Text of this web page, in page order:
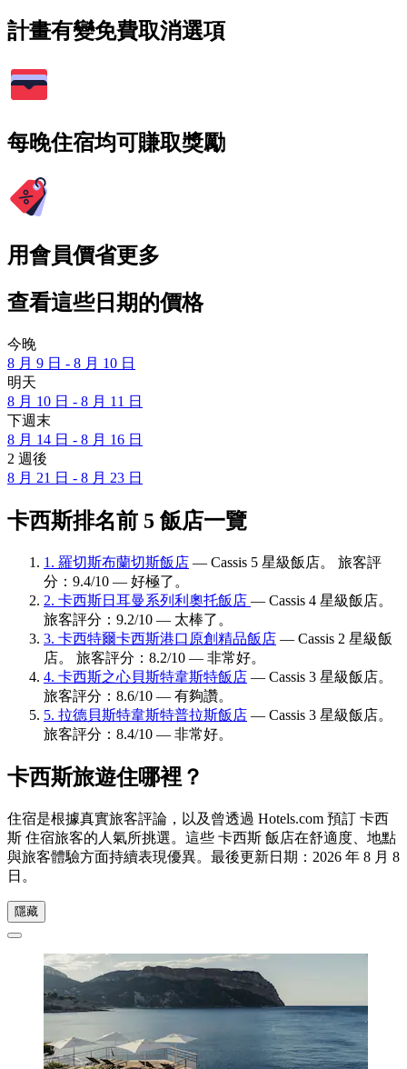
計畫有變免費取消選項
每晚住宿均可賺取獎勵
用會員價省更多
查看這些日期的價格
今晚
8 月 9 日 - 8 月 10 日
明天
8 月 10 日 - 8 月 11 日
下週末
8 月 14 日 - 8 月 16 日
2 週後
8 月 21 日 - 8 月 23 日
卡西斯排名前 5 飯店一覽
1. 羅切斯布蘭切斯飯店 — Cassis 5 星級飯店。 旅客評
分：9.4/10 — 好極了。
2. 卡西斯日耳曼系列利奧托飯店 — Cassis 4 星級飯店。
旅客評分：9.2/10 — 太棒了。
3. 卡西特爾卡西斯港口原創精品飯店 — Cassis 2 星級飯
店。 旅客評分：8.2/10 — 非常好。
4. 卡西斯之心貝斯特韋斯特飯店 — Cassis 3 星級飯店。
旅客評分：8.6/10 — 有夠讚。
5. 拉德貝斯特韋斯特普拉斯飯店 — Cassis 3 星級飯店。
旅客評分：8.4/10 — 非常好。
卡西斯旅遊住哪裡？
住宿是根據真實旅客評論，以及曾透過 Hotels.com 預訂 卡西
斯 住宿旅客的人氣所挑選。這些 卡西斯 飯店在舒適度、地點
與旅客體驗方面持續表現優異。最後更新日期： 2026 年 8 月 8
日 。
隱藏